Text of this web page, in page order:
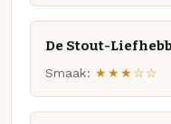
De Stout-
Smaak: ★★★☆☆